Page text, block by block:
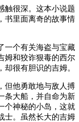
触很深。这本小说题
书里面离奇的故事情
一个有关海盗与宝藏
姆和狡诈狠毒的西尔
很有胆识的吉姆。
但他勇敢地与敌人搏
条大船，并自命为新
个神秘的小岛，这就
士。虽然长大的吉姆